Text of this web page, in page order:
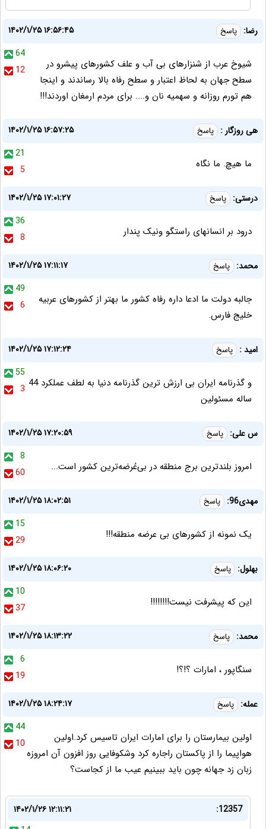
رضا: پاسخ
۱۴۰۲/۱/۲۵ ۱۶:۵۶:۴۵
64
12
شیوخ عرب از شنزارهای بی آب و علف کشورهای پیشرو در
سطح جهان به لحاظ اعتبار و سطح رفاه بالا رساندند و اینجا
هم تورم روزانه و سهمیه نان و.... برای مردم ارمغان اوردند!!!
هی روزگار : پاسخ
۱۴۰۲/۱/۲۵ ۱۶:۵۷:۲۵
21
5
ما هیچ. ما نگاه
درستی: پاسخ
۱۴۰۲/۱/۲۵ ۱۷:۰۱:۲۷
36
8
درود بر انسانهای راستگو ونیک پندار
محمد: پاسخ
۱۴۰۲/۱/۲۵ ۱۷:۱۱:۱۷
49
6
جالبه دولت ما ادعا داره رفاه کشور ما بهتر از کشورهای عربیه
خلیج فارس.
امید : پاسخ
۱۴۰۲/۱/۲۵ ۱۷:۱۲:۲۴
55
3 و گذرنامه ایران بی ارزش ترین گذرنامه دنیا به لطف عملکرد 44
ساله مسئولین
س علی: پاسخ
۱۴۰۲/۱/۲۵ ۱۷:۲۰:۵۹
8
60
امروز بلندترین برج منطقه در بی‌عُرضه‌ترین کشور است...
مهدی96: پاسخ
۱۴۰۲/۱/۲۵ ۱۸:۰۲:۵۱
15
29
یک نمونه از کشورهای بی عرضه منطقه!!!
بهلول: پاسخ
۱۴۰۲/۱/۲۵ ۱۸:۰۶:۲۰
10
37
این که پیشرفت نیست!!!!!!!!
محمد: پاسخ
۱۴۰۲/۱/۲۵ ۱۸:۱۳:۲۲
6
19
سنگاپور ، امارات ؟!؟!
عمله: پاسخ
۱۴۰۲/۱/۲۵ ۱۸:۲۴:۱۷
44
10
اولین بیمارستان را برای امارات ایران تاسیس کرد.اولین
هواپیما را از پاکستان راجاره کرد وشکوفایی روز افزون آن امروزه
زبان زد جهانه چون باید ببینیم عیب ما از کجاست؟
12357:
۱۴۰۲/۱/۲۶ ۱۲:۱۱:۲۱